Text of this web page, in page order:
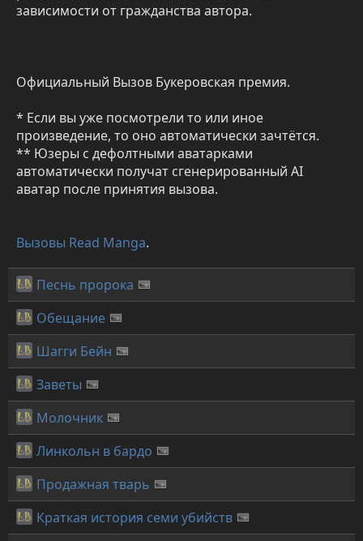
зависимости от гражданства автора.
Официальный Вызов Букеровская премия.
* Если вы уже посмотрели то или иное
произведение, то оно автоматически зачтётся.
** Юзеры с дефолтными аватарками
автоматически получат сгенерированный AI
аватар после принятия вызова.
Вызовы Read Manga.
Песнь пророка
Обещание
Шагги Бейн
Заветы
Молочник
Линкольн в бардо
Продажная тварь
Краткая история семи убийств